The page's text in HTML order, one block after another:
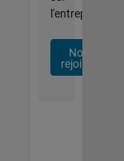
l'entreprise.
Nous
rejoindre